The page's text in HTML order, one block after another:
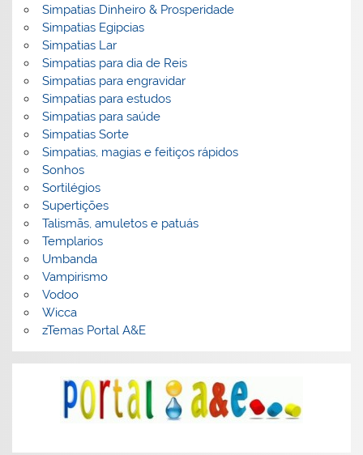
Simpatias Dinheiro & Prosperidade
Simpatias Egipcias
Simpatias Lar
Simpatias para dia de Reis
Simpatias para engravidar
Simpatias para estudos
Simpatias para saúde
Simpatias Sorte
Simpatias, magias e feitiços rápidos
Sonhos
Sortilégios
Supertições
Talismãs, amuletos e patuás
Templarios
Umbanda
Vampirismo
Vodoo
Wicca
zTemas Portal A&E